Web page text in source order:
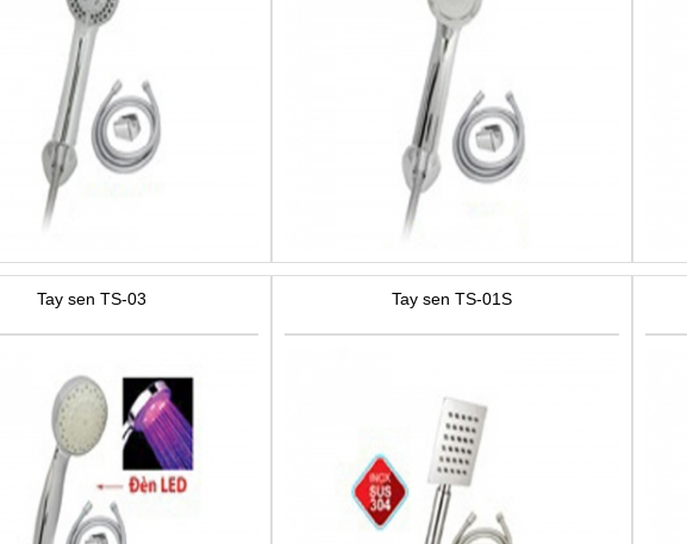
Tay sen TS-03 Tay sen TS-01S